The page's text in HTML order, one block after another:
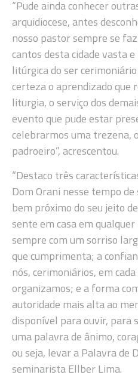
“Pude ainda conhecer
arquidiocese, antes
nosso pastor sempre se
cantos desta cidade vasta
litúrgica do ser
certeza o aprendizado que
liturgia, o serviço dos
evento que pude estar
celebrarmos uma trezena,
padroeiro”, acrescentou.
“Destaco três
Dom Orani nesse tempo
bem próximo do seu jeito
sente em casa em
sempre com um sorriso
que cumprimenta; a
nós, cerimoniários, em
organizamos; e a forma
autoridade mais alta ao
disponível para ouvir, para
uma palavra de ânimo,
ou seja, levar a Palavra de
seminarista Ellber Lima.